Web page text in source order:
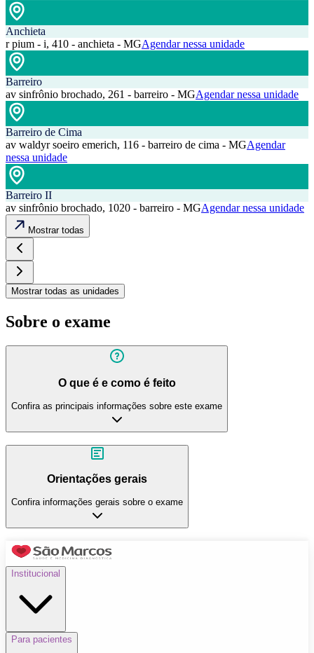
Anchieta
r pium - i, 410 - anchieta - MGAgendar nessa unidade
Barreiro
av sinfrônio brochado, 261 - barreiro - MGAgendar nessa unidade
Barreiro de Cima
av waldyr soeiro emerich, 116 - barreiro de cima - MGAgendar
nessa unidade
Barreiro II
av sinfrônio brochado, 1020 - barreiro - MGAgendar nessa unidade
Mostrar todas
Mostrar todas as unidades
Sobre o exame
O que é e como é feito
Confira as principais informações sobre este exame
Orientações gerais
Confira informações gerais sobre o exame
Institucional
Para pacientes